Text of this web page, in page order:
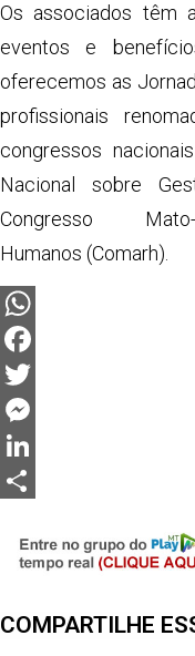
Os associados têm
eventos e
oferecemos as
profissionais
congressos
Nacional sobre
Congresso
Humanos (Comarh).
WhatsApp
Facebook
Twitter
Messenger
LinkedIn
COMPARTILHE